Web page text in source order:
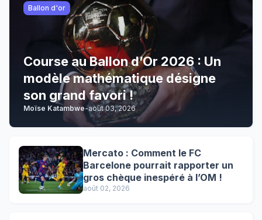
Ballon d'or
Course au Ballon d’Or 2026 : Un
modèle mathématique désigne
son grand favori !
Moïse Katambwe-août 03, 2026
Mercato : Comment le FC
Barcelone pourrait rapporter un
gros chèque inespéré à l’OM !
août 02, 2026